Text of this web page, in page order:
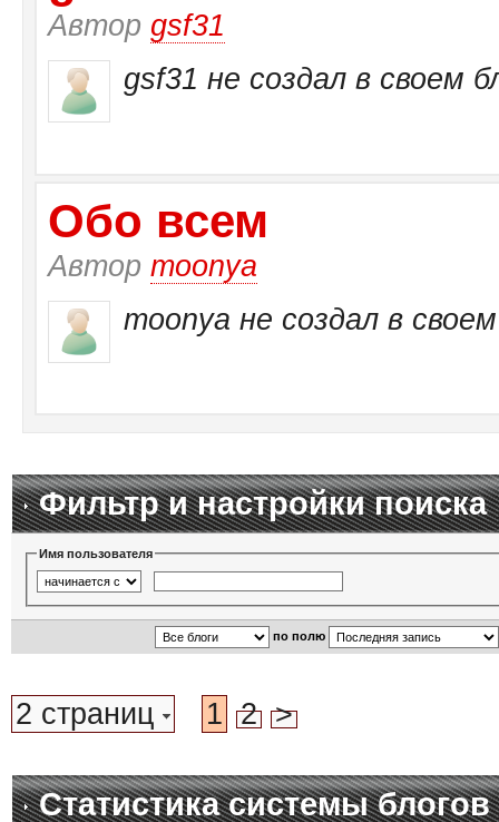
Автор gsf31
gsf31 не создал в своем
Обо всем
Автор moonya
moonya не создал в
Фильтр и настройки поиска
Имя пользователя
по полю
2 страниц 1 2 >
Статистика системы блогов